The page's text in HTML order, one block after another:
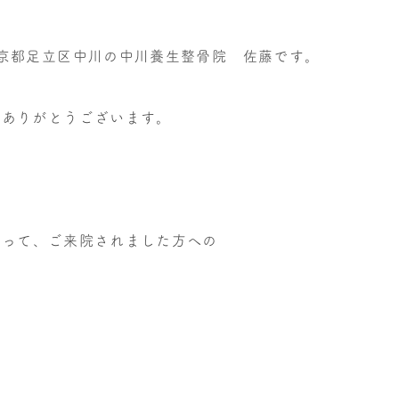
都足立区中川の中川養生整骨院 佐藤です。
りがとうございます。
て、ご来院されました方への